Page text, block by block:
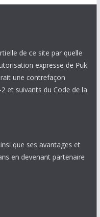
de ce site par quelle
expresse de Puk
une contrefaçon
et suivants du Code de la
que ses avantages et
en devenant partenaire